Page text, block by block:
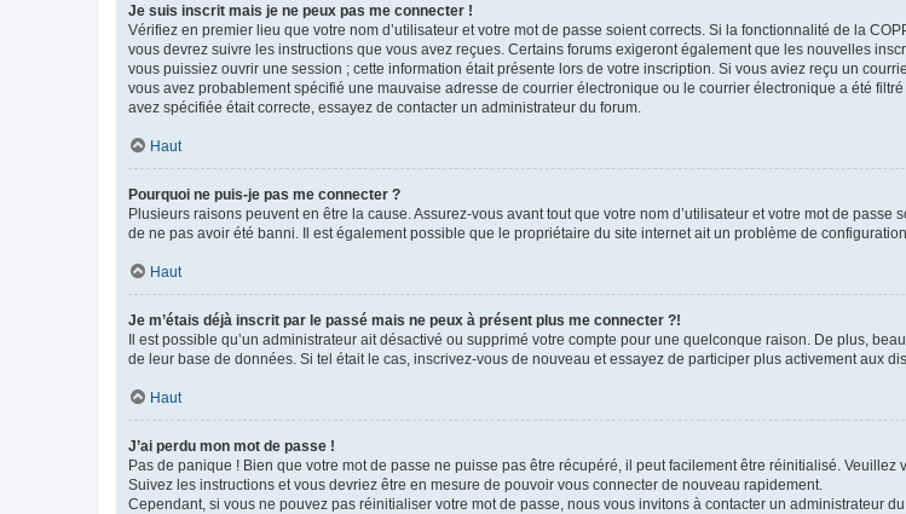
Je suis inscrit mais je ne peux pas me connecter !
Vérifiez en premier lieu que votre nom d’utilisateur et votre mot de passe soient corrects. Si la fonctionnalité de la
vous devrez suivre les instructions que vous avez reçues. Certains forums exigeront également que les nouvelles
vous puissiez ouvrir une session ; cette information était présente lors de votre inscription. Si vous aviez reçu un
vous avez probablement spécifié une mauvaise adresse de courrier électronique ou le courrier électronique a été
avez spécifiée était correcte, essayez de contacter un administrateur du forum.
Haut
Pourquoi ne puis-je pas me connecter ?
Plusieurs raisons peuvent en être la cause. Assurez-vous avant tout que votre nom d’utilisateur et votre mot de
de ne pas avoir été banni. Il est également possible que le propriétaire du site internet ait un problème de
Haut
Je m’étais déjà inscrit par le passé mais ne peux à présent plus me connecter ?!
Il est possible qu’un administrateur ait désactivé ou supprimé votre compte pour une quelconque raison. De plus,
de leur base de données. Si tel était le cas, inscrivez-vous de nouveau et essayez de participer plus activement aux
Haut
J’ai perdu mon mot de passe !
Pas de panique ! Bien que votre mot de passe ne puisse pas être récupéré, il peut facilement être réinitialisé.
Suivez les instructions et vous devriez être en mesure de pouvoir vous connecter de nouveau rapidement.
Cependant, si vous ne pouvez pas réinitialiser votre mot de passe, nous vous invitons à contacter un administrateur du